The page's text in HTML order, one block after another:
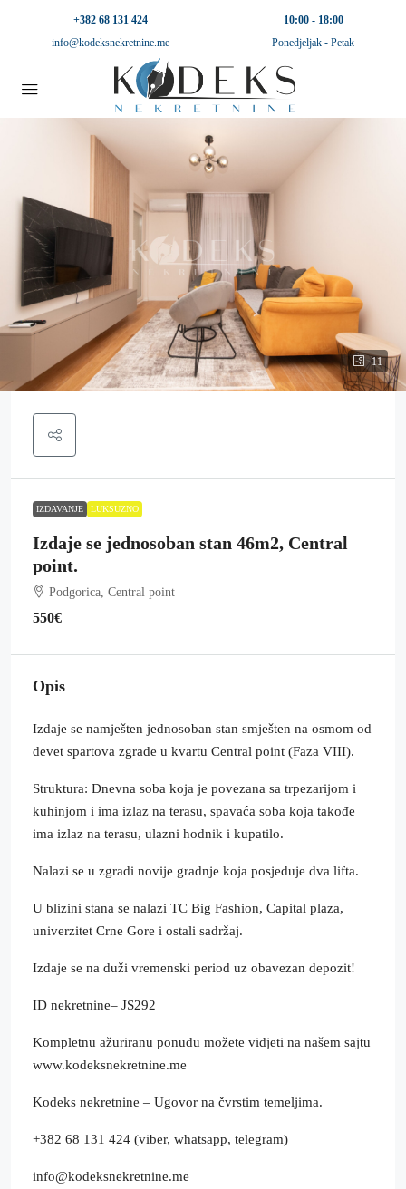
+382 68 131 424
info@kodeksnekretnine.me
10:00 - 18:00
Ponedjeljak - Petak
11
IZDAVANJE LUKSUZNO
Izdaje se jednosoban stan 46m2, Central
point.
Podgorica, Central point
550€
Opis
Izdaje se namješten jednosoban stan smješten na osmom od
devet spartova zgrade u kvartu Central point (Faza VIII).
Struktura: Dnevna soba koja je povezana sa trpezarijom i
kuhinjom i ima izlaz na terasu, spavaća soba koja takođe
ima izlaz na terasu, ulazni hodnik i kupatilo.
Nalazi se u zgradi novije gradnje koja posjeduje dva lifta.
U blizini stana se nalazi TC Big Fashion, Capital plaza,
univerzitet Crne Gore i ostali sadržaj.
Izdaje se na duži vremenski period uz obavezan depozit!
ID nekretnine– JS292
Kompletnu ažuriranu ponudu možete vidjeti na našem sajtu
www.kodeksnekretnine.me
Kodeks nekretnine – Ugovor na čvrstim temeljima.
+382 68 131 424 (viber, whatsapp, telegram)
info@kodeksnekretnine.me